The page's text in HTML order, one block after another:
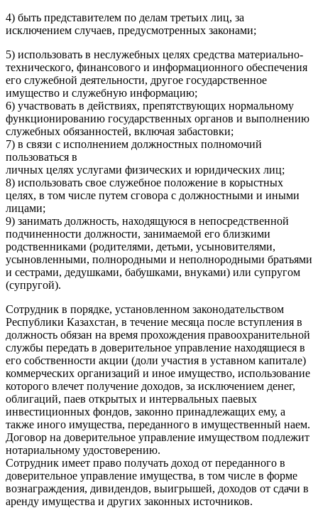
4) быть представителем по делам третьих лиц, за
исключением случаев, предусмотренных законами;
5) использовать в неслужебных целях средства материально-
технического, финансового и информационного обеспечения
его служебной деятельности, другое государственное
имущество и служебную информацию;
6) участвовать в действиях, препятствующих нормальному
функционированию государственных органов и выполнению
служебных обязанностей, включая забастовки;
7) в связи с исполнением должностных полномочий
пользоваться в
личных целях услугами физических и юридических лиц;
8) использовать свое служебное положение в корыстных
целях, в том числе путем сговора с должностными и иными
лицами;
9) занимать должность, находящуюся в непосредственной
подчиненности должности, занимаемой его близкими
родственниками (родителями, детьми, усыновителями,
усыновленными, полнородными и неполнородными братьями
и сестрами, дедушками, бабушками, внуками) или супругом
(супругой).
Сотрудник в порядке, установленном законодательством
Республики Казахстан, в течение месяца после вступления в
должность обязан на время прохождения правоохранительной
службы передать в доверительное управление находящиеся в
его собственности акции (доли участия в уставном капитале)
коммерческих организаций и иное имущество, использование
которого влечет получение доходов, за исключением денег,
облигаций, паев открытых и интервальных паевых
инвестиционных фондов, законно принадлежащих ему, а
также иного имущества, переданного в имущественный наем.
Договор на доверительное управление имуществом подлежит
нотариальному удостоверению.
Сотрудник имеет право получать доход от переданного в
доверительное управление имущества, в том числе в форме
вознаграждения, дивидендов, выигрышей, доходов от сдачи в
аренду имущества и других законных источников.